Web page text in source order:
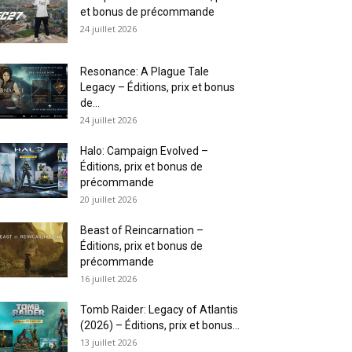
et bonus de précommande
24 juillet 2026
Resonance: A Plague Tale
Legacy – Éditions, prix et bonus
de...
24 juillet 2026
Halo: Campaign Evolved –
Éditions, prix et bonus de
précommande
20 juillet 2026
Beast of Reincarnation –
Éditions, prix et bonus de
précommande
16 juillet 2026
Tomb Raider: Legacy of Atlantis
(2026) – Éditions, prix et bonus...
13 juillet 2026